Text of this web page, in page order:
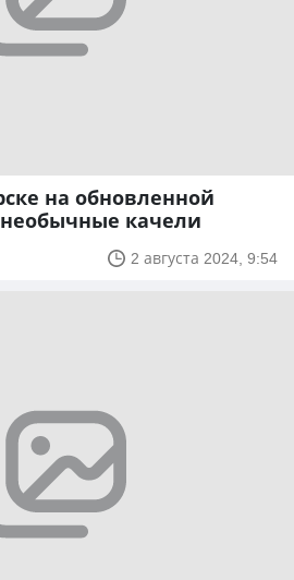
на обновленной
качели
2 августа 2024, 9:54